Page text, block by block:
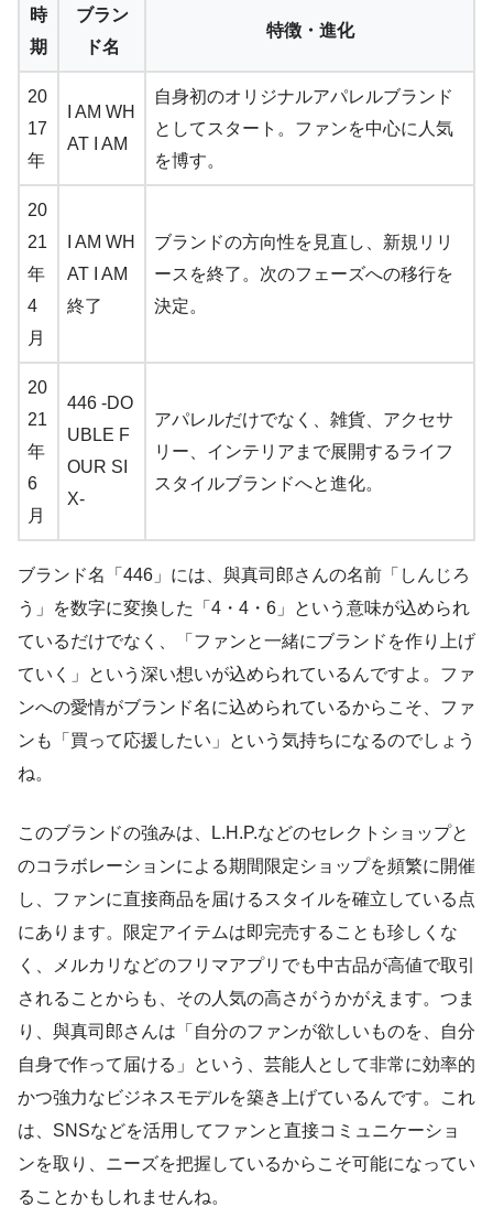
時
期
ブラン
ド名
特徴・進化
20
17
年
I AM WH
AT I AM
自身初のオリジナルアパレルブランド
としてスタート。ファンを中心に人気
を博す。
20
21
年
4
月
I AM WH
AT I AM
終了
ブランドの方向性を見直し、新規リリ
ースを終了。次のフェーズへの移行を
決定。
20
21
年
6
月
446 -DO
UBLE F
OUR SI
X-
アパレルだけでなく、雑貨、アクセサ
リー、インテリアまで展開するライフ
スタイルブランドへと進化。
ブランド名「446」には、與真司郎さんの名前「しんじろ
う」を数字に変換した「4・4・6」という意味が込められ
ているだけでなく、「ファンと一緒にブランドを作り上げ
ていく」という深い想いが込められているんですよ。ファ
ンへの愛情がブランド名に込められているからこそ、ファ
ンも「買って応援したい」という気持ちになるのでしょう
ね。
このブランドの強みは、L.H.P.などのセレクトショップと
のコラボレーションによる期間限定ショップを頻繁に開催
し、ファンに直接商品を届けるスタイルを確立している点
にあります。限定アイテムは即完売することも珍しくな
く、メルカリなどのフリマアプリでも中古品が高値で取引
されることからも、その人気の高さがうかがえます。つま
り、與真司郎さんは「自分のファンが欲しいものを、自分
自身で作って届ける」という、芸能人として非常に効率的
かつ強力なビジネスモデルを築き上げているんです。これ
は、SNSなどを活用してファンと直接コミュニケーショ
ンを取り、ニーズを把握しているからこそ可能になってい
ることかもしれませんね。